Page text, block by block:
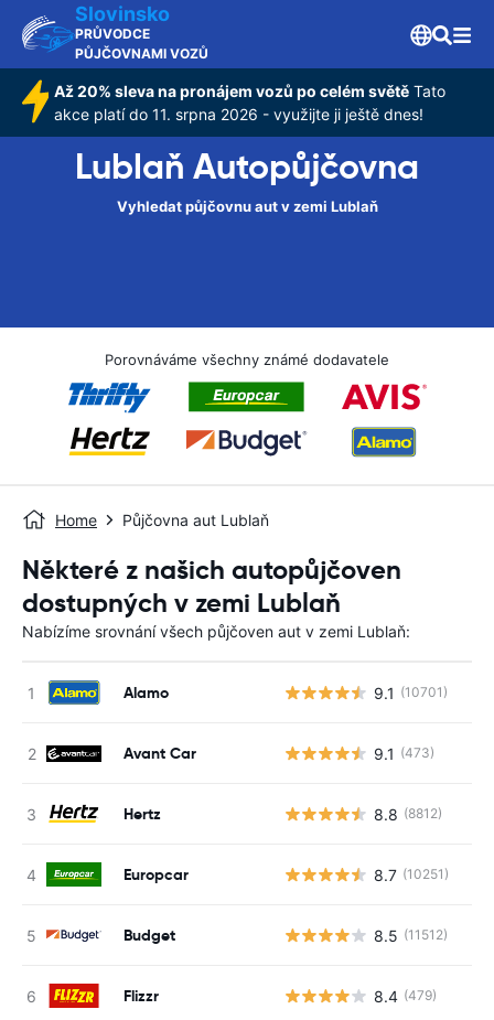
Slovinsko
PRŮVODCE
PŮJČOVNAMI VOZŮ
Až 20% sleva na pronájem vozů po celém světě Tato
akce platí do 11. srpna 2026 - využijte ji ještě dnes!
Lublaň Autopůjčovna
Vyhledat půjčovnu aut v zemi Lublaň
Porovnáváme všechny známé dodavatele
Home Půjčovna aut Lublaň
Některé z našich autopůjčoven
dostupných v zemi Lublaň
Nabízíme srovnání všech půjčoven aut v zemi Lublaň:
Alamo 9.1 (10701)
Avant Car 9.1 (473)
Hertz 8.8 (8812)
Europcar 8.7 (10251)
Budget 8.5 (11512)
Flizzr 8.4 (479)